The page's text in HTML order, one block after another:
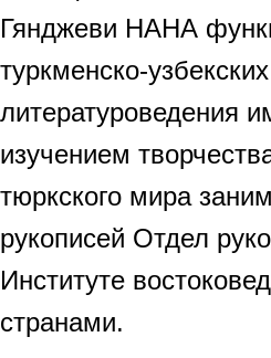
Гянджеви НАНА
туркменско-
литературоведения
изучением
тюркского мира
рукописей Отдел
Институте
странами.